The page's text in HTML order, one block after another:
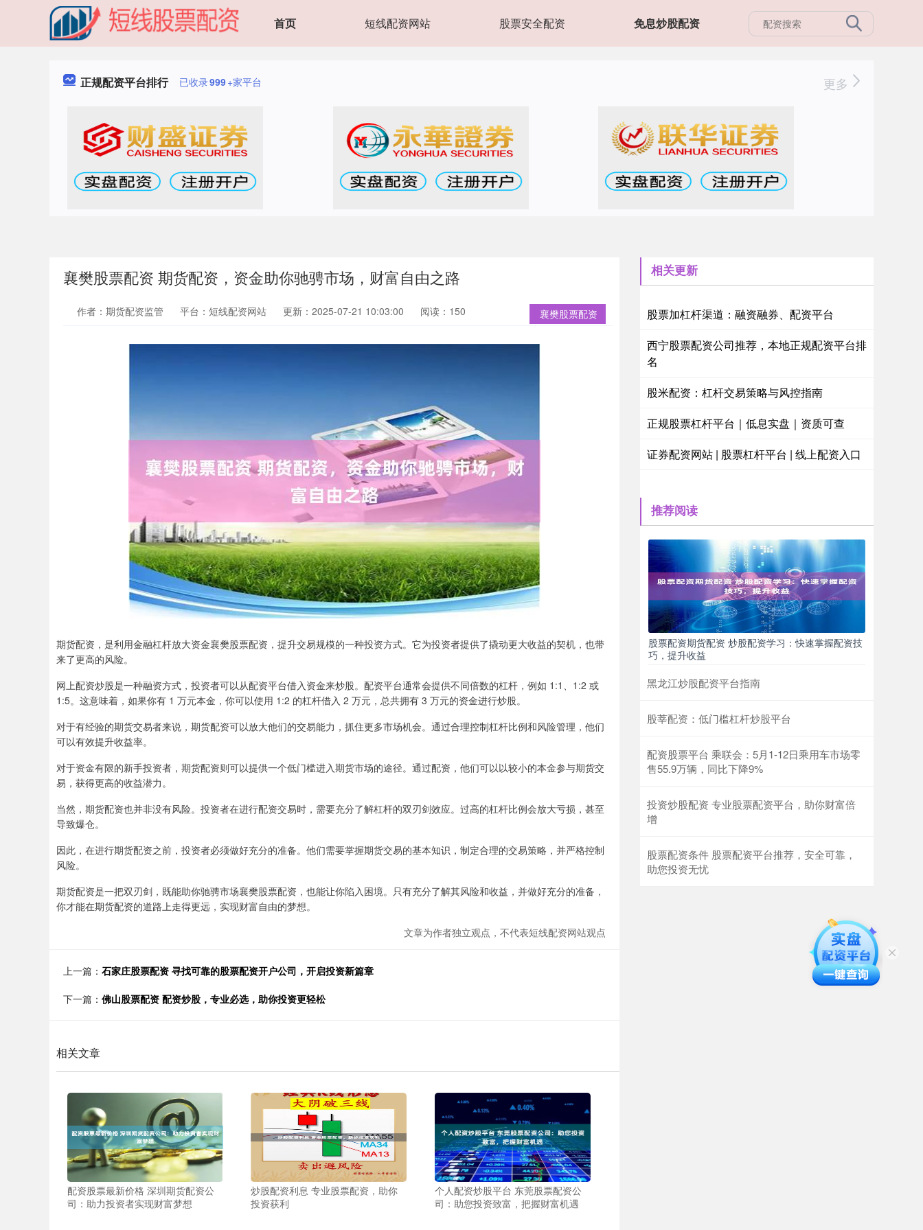
首页 短线配资网站 股票安全配资 免息炒股配资
正规配资平台排行 已收录999+家平台 更多
襄樊股票配资 期货配资，资金助你驰骋市场，财富自由之路
襄樊股票配资
作者：期货配资监管 平台：短线配资网站 更新：2025-07-21 10:03:00 阅读：150
期货配资，是利用金融杠杆放大资金襄樊股票配资，提升交易规模的一种投资方式。它为投资者提供了撬动更大收益的契机，也带
来了更高的风险。
网上配资炒股是一种融资方式，投资者可以从配资平台借入资金来炒股。配资平台通常会提供不同倍数的杠杆，例如 1:1、1:2 或
1:5。这意味着，如果你有 1 万元本金，你可以使用 1:2 的杠杆借入 2 万元，总共拥有 3 万元的资金进行炒股。
对于有经验的期货交易者来说，期货配资可以放大他们的交易能力，抓住更多市场机会。通过合理控制杠杆比例和风险管理，他们
可以有效提升收益率。
对于资金有限的新手投资者，期货配资则可以提供一个低门槛进入期货市场的途径。通过配资，他们可以以较小的本金参与期货交
易，获得更高的收益潜力。
当然，期货配资也并非没有风险。投资者在进行配资交易时，需要充分了解杠杆的双刃剑效应。过高的杠杆比例会放大亏损，甚至
导致爆仓。
因此，在进行期货配资之前，投资者必须做好充分的准备。他们需要掌握期货交易的基本知识，制定合理的交易策略，并严格控制
风险。
期货配资是一把双刃剑，既能助你驰骋市场襄樊股票配资，也能让你陷入困境。只有充分了解其风险和收益，并做好充分的准备，
你才能在期货配资的道路上走得更远，实现财富自由的梦想。
文章为作者独立观点，不代表短线配资网站观点
上一篇： 石家庄股票配资 寻找可靠的股票配资开户公司，开启投资新篇章
下一篇： 佛山股票配资 配资炒股，专业必选，助你投资更轻松
相关文章
配资股票最新价格 深圳期货配资公
司：助力投资者实现财富梦想
炒股配资利息 专业股票配资，助你
投资获利
个人配资炒股平台 东莞股票配资公
司：助您投资致富，把握财富机遇
相关更新
股票加杠杆渠道：融资融券、配资平台
西宁股票配资公司推荐，本地正规配资平台排
名
股米配资：杠杆交易策略与风控指南
正规股票杠杆平台｜低息实盘｜资质可查
证券配资网站 | 股票杠杆平台 | 线上配资入口
推荐阅读
股票配资期货配资 炒股配资学习：快速掌握配资技
巧，提升收益
黑龙江炒股配资平台指南
股莘配资：低门槛杠杆炒股平台
配资股票平台 乘联会：5月1-12日乘用车市场零
售55.9万辆，同比下降9%
投资炒股配资 专业股票配资平台，助你财富倍
增
股票配资条件 股票配资平台推荐，安全可靠，
助您投资无忧